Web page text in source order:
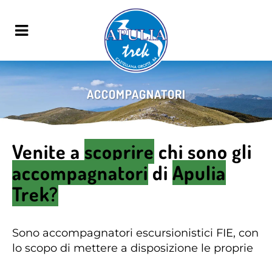
ACCOMPAGNATORI
Venite a scoprire chi sono gli
accompagnatori di Apulia
Trek?
Sono accompagnatori escursionistici FIE, con
lo scopo di mettere a disposizione le proprie